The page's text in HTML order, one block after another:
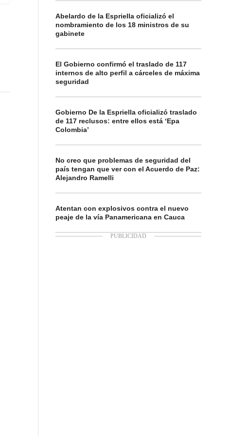
Abelardo de la Espriella oficializó el
nombramiento de los 18 ministros de su
gabinete
El Gobierno confirmó el traslado de 117
internos de alto perfil a cárceles de máxima
seguridad
Gobierno De la Espriella oficializó traslado
de 117 reclusos: entre ellos está ‘Epa
Colombia’
No creo que problemas de seguridad del
país tengan que ver con el Acuerdo de Paz:
Alejandro Ramelli
Atentan con explosivos contra el nuevo
peaje de la vía Panamericana en Cauca